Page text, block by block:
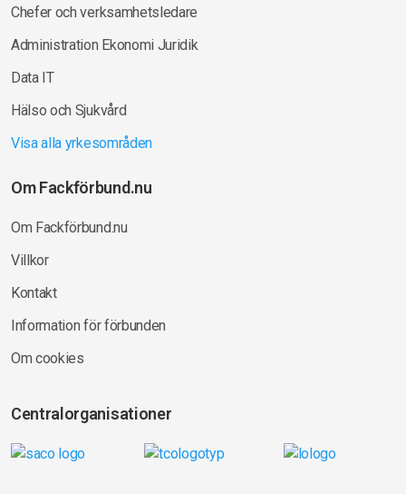
Chefer och verksamhetsledare
Administration Ekonomi Juridik
Data IT
Hälso och Sjukvård
Visa alla yrkesområden
Om Fackförbund.nu
Om Fackförbund.nu
Villkor
Kontakt
Information för förbunden
Om cookies
Centralorganisationer